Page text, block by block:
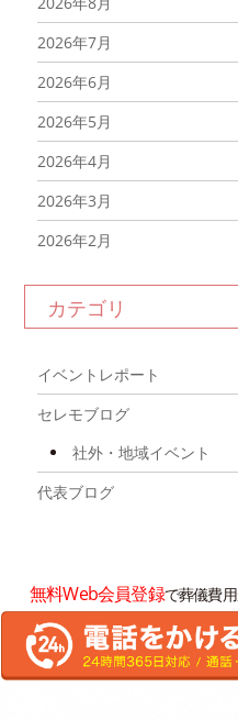
2026年7月
2026年6月
2026年5月
2026年4月
2026年3月
2026年2月
2025年12月
2025年10月
2025年8月
2025年5月
2025年4月
2025年3月
カテゴリ
イベントレポート
セレモブログ
社外・地域イベント
代表ブログ
無料Web会員登録で葬儀費